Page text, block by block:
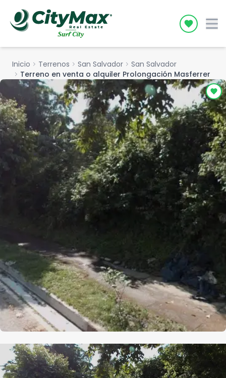
Icon
Inicio chevron_right Terrenos chevron_right San Salvador chevron_right San Salvador
chevron_right Terreno en venta o alquiler Prolongación Masferrer